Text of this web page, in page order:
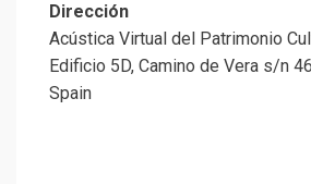
Dirección
Acústica Virtual del Patrimonio
Edificio 5D, Camino de Vera s/n
Spain